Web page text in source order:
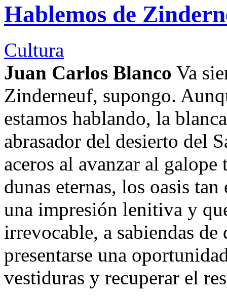
Hablemos de
Cultura
Juan Carlos Blanco Va
Zinderneuf, supongo.
estamos hablando, la
abrasador del desierto del
aceros al avanzar al
dunas eternas, los oasis
una impresión lenitiva y
irrevocable, a sabiendas de
presentarse una
vestiduras y recuperar el